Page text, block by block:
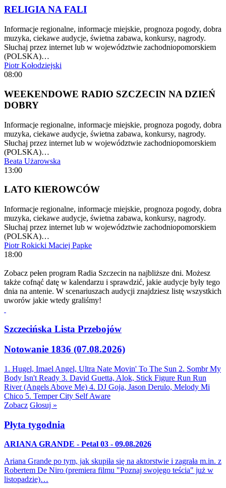
RELIGIA NA FALI
Informacje regionalne, informacje miejskie, prognoza pogody, dobra
muzyka, ciekawe audycje, świetna zabawa, konkursy, nagrody.
Słuchaj przez internet lub w województwie zachodniopomorskiem
(POLSKA)…
Piotr Kołodziejski
08:00
WEEKENDOWE RADIO SZCZECIN NA DZIEŃ
DOBRY
Informacje regionalne, informacje miejskie, prognoza pogody, dobra
muzyka, ciekawe audycje, świetna zabawa, konkursy, nagrody.
Słuchaj przez internet lub w województwie zachodniopomorskiem
(POLSKA)…
Beata Użarowska
13:00
LATO KIEROWCÓW
Informacje regionalne, informacje miejskie, prognoza pogody, dobra
muzyka, ciekawe audycje, świetna zabawa, konkursy, nagrody.
Słuchaj przez internet lub w województwie zachodniopomorskiem
(POLSKA)…
Piotr Rokicki Maciej Papke
18:00
Zobacz pełen program Radia Szczecin na najbliższe dni. Możesz
także cofnąć datę w kalendarzu i sprawdzić, jakie audycje były tego
dnia na antenie. W scenariuszach audycji znajdziesz listę wszystkich
uworów jakie wtedy graliśmy!
Szczecińska Lista Przebojów
Notowanie 1836 (07.08.2026)
1. Hugel, Imael Angel, Ultra Nate Movin' To The Sun 2. Sombr My
Body Isn't Ready 3. David Guetta, Alok, Stick Figure Run Run
River (Angels Above Me) 4. DJ Goja, Jason Derulo, Melody Mi
Chico 5. Temper City Self Aware
Zobacz Głosuj »
Płyta tygodnia
ARIANA GRANDE - Petal 03 - 09.08.2026
Ariana Grande po tym, jak skupiła się na aktorstwie i zagrała m.in. z
Robertem De Niro (premiera filmu "Poznaj swojego teścia" już w
listopadzie)…